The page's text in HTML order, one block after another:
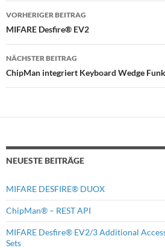
Beitragsnavigation
VORHERIGER BEITRAG
MIFARE Desfire® EV2
NÄCHSTER BEITRAG
ChipMan integriert Keyboard Wedge
NEUESTE BEITRÄGE
MIFARE DESFIRE® DUOX
ChipMan® – REST API
MIFARE Desfire® EV2/3 Additional
Sets